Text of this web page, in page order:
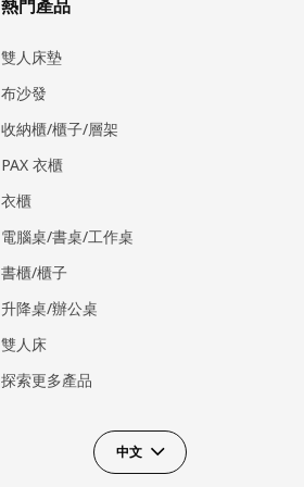
熱門產品
雙人床墊
布沙發
收納櫃/櫃子/層架
PAX 衣櫃
衣櫃
電腦桌/書桌/工作桌
書櫃/櫃子
升降桌/辦公桌
雙人床
探索更多產品
中文